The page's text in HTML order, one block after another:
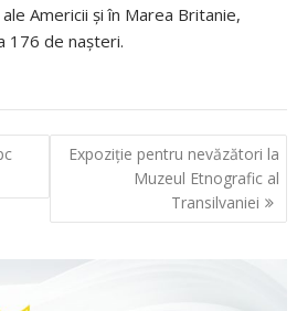
Americii şi în Marea Britanie,
176 de naşteri.
Expoziţie pentru nevăzători la
Muzeul Etnografic al
Transilvaniei